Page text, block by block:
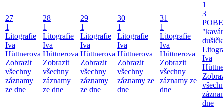
27
1
Litografie
Iva
Hüttnerova
Zobrazit
všechny
záznamy
ze dne
28
1
Litografie
Iva
Hüttnerova
Zobrazit
všechny
záznamy
ze dne
29
1
Litografie
Iva
Hüttnerova
Zobrazit
všechny
záznamy
ze dne
30
1
Litografie
Iva
Hüttnerova
Zobrazit
všechny
záznamy ze
dne
31
1
Litografie
Iva
Hüttnerova
Zobrazit
všechny
záznamy ze
dne
1
3
Iva
dne